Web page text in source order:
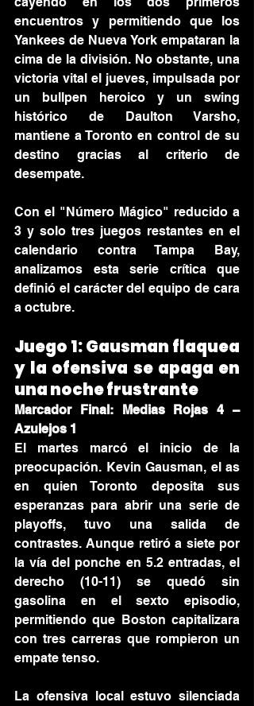
encuentros y permitiendo que los
Yankees de Nueva York empataran la
cima de la división. No obstante, una
victoria vital el jueves, impulsada por
un bullpen heroico y un swing
histórico de Daulton Varsho,
mantiene a Toronto en control de su
destino gracias al criterio de
desempate.
Con el "Número Mágico" reducido a
3 y solo tres juegos restantes en el
calendario contra Tampa Bay,
analizamos esta serie crítica que
definió el carácter del equipo de cara
a octubre.
Juego 1: Gausman flaquea
y la ofensiva se apaga en
una noche frustrante
Marcador Final: Medias Rojas 4 –
Azulejos 1
El martes marcó el inicio de la
preocupación. Kevin Gausman, el as
en quien Toronto deposita sus
esperanzas para abrir una serie de
playoffs, tuvo una salida de
contrastes. Aunque retiró a siete por
la vía del ponche en 5.2 entradas, el
derecho (10-11) se quedó sin
gasolina en el sexto episodio,
permitiendo que Boston capitalizara
con tres carreras que rompieron un
empate tenso.
La ofensiva local estuvo silenciada